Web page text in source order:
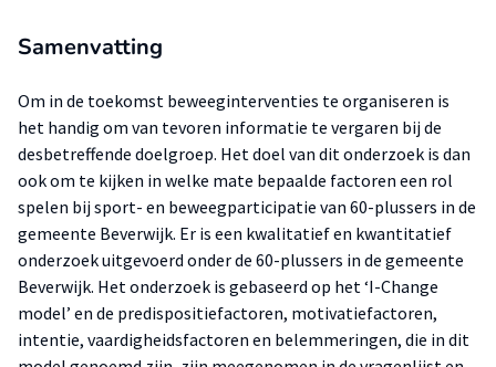
Samenvatting
Om in de toekomst beweeginterventies te organiseren is
het handig om van tevoren informatie te vergaren bij de
desbetreffende doelgroep. Het doel van dit onderzoek is dan
ook om te kijken in welke mate bepaalde factoren een rol
spelen bij sport- en beweegparticipatie van 60-plussers in de
gemeente Beverwijk. Er is een kwalitatief en kwantitatief
onderzoek uitgevoerd onder de 60-plussers in de gemeente
Beverwijk. Het onderzoek is gebaseerd op het ‘I-Change
model’ en de predispositiefactoren, motivatiefactoren,
intentie, vaardigheidsfactoren en belemmeringen, die in dit